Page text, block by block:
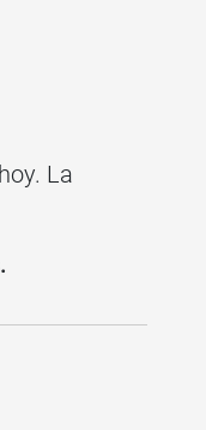
La